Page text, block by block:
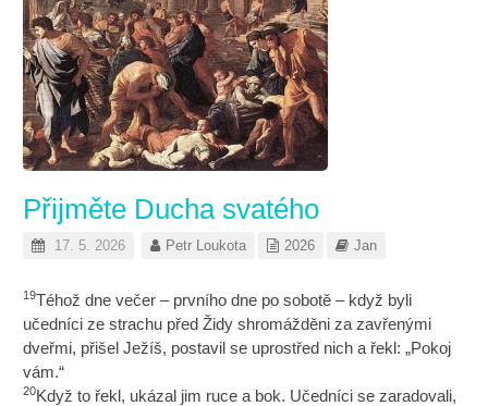
Přijměte Ducha svatého
17. 5. 2026 Petr Loukota 2026 Jan
19Téhož dne večer – prvního dne po sobotě – když byli
učedníci ze strachu před Židy shromážděni za zavřenými
dveřmi, přišel Ježíš, postavil se uprostřed nich a řekl: „Pokoj
vám.“
20Když to řekl, ukázal jim ruce a bok. Učedníci se zaradovali,